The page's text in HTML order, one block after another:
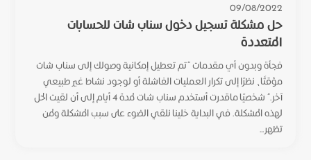
09/08/2022
حل مشكلة تسجيل دخول سناب شات للحسابات
المتعددة
فجأة وبدون أي مقدمات “تم تعطيل إمكانية وصولك إلى سناب شات
مؤقتًا، نظرًا إلى تكرار العمليات الفاشلة أو لوجود نشاط غير طبيعي
آخر.” شخصيًا ماقدرت أستخدم سناب شات لمدة 4 أيام إلى أن لقيت الحل
لهذه المشكلة. في البداية خلينا نلقي الضوء على سبب المشكلة ولمن
تظهر...